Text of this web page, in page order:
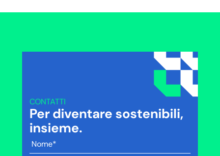
CONTATTI
Per diventare sostenibili,
insieme.